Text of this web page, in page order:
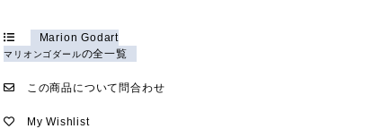
Marion Godart
マリオンゴダールの全一覧
この商品について問合わせ
My Wishlist